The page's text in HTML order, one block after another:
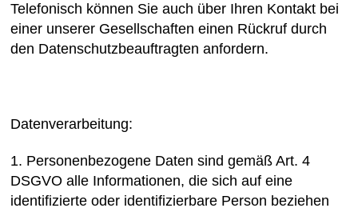
Telefonisch können Sie auch über Ihren Kontakt bei
einer unserer Gesellschaften einen Rückruf durch
den Datenschutzbeauftragten anfordern.
Datenverarbeitung:
1. Personenbezogene Daten sind gemäß Art. 4
DSGVO alle Informationen, die sich auf eine
identifizierte oder identifizierbare Person beziehen